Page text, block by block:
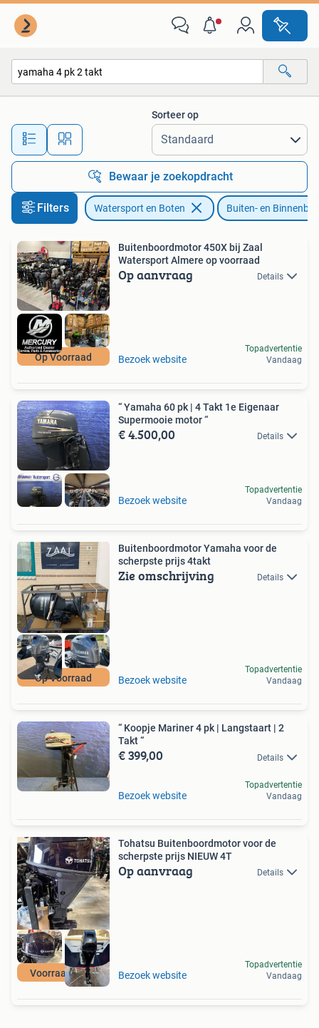
Alle afstanden…
Sorteer op
Bewaar je zoekopdracht
Filters Watersport en Boten Buiten- en
Op Voorraad
Buitenboordmotor 450X bij Zaal
Watersport Almere op voorraad
Op aanvraag Details
Bezoek website
Topadvertentie
Vandaag
“ Yamaha 60 pk | 4 Takt 1e Eigenaar
Supermooie motor “
€ 4.500,00 Details
Bezoek website
Topadvertentie
Vandaag
Op Voorraad
Buitenboordmotor Yamaha voor de
scherpste prijs 4takt
Zie omschrijving Details
Bezoek website
Topadvertentie
Vandaag
“ Koopje Mariner 4 pk | Langstaart | 2
Takt “
€ 399,00 Details
Bezoek website
Topadvertentie
Vandaag
Voorraad actie
Tohatsu Buitenboordmotor voor de
scherpste prijs NIEUW 4T
Op aanvraag Details
Bezoek website
Topadvertentie
Vandaag